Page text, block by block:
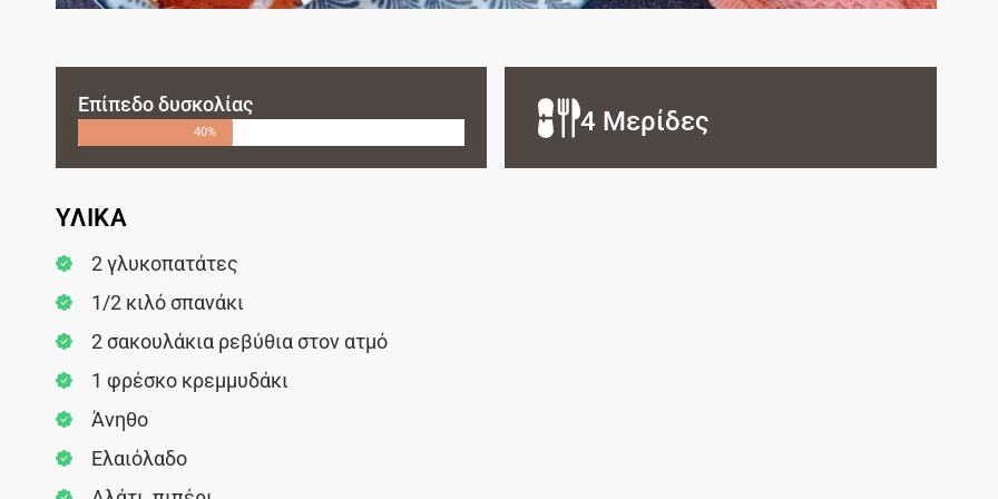
Επίπεδο δυσκολίας
40% 4 Μερίδες
ΥΛΙΚΑ
2 γλυκοπατάτες
1/2 κιλό σπανάκι
2 σακουλάκια ρεβύθια στον ατμό
1 φρέσκο κρεμμυδάκι
Άνηθο
Ελαιόλαδο